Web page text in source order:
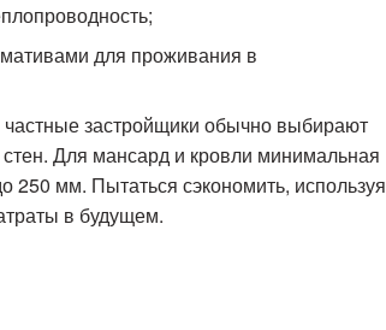
для проживания в
застройщики обычно выбирают
Для мансард и кровли минимальная
мм. Пытаться сэкономить, используя
в будущем.